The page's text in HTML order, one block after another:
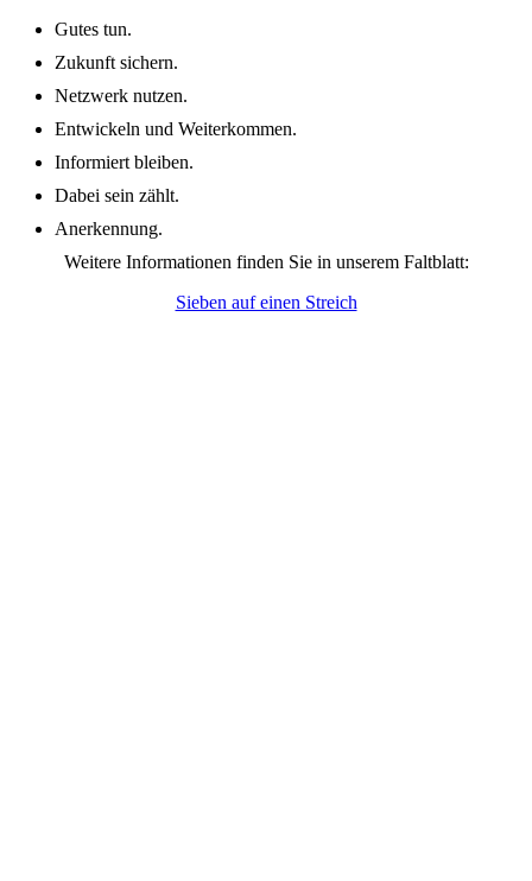
Gutes tun.
Zukunft sichern.
Netzwerk nutzen.
Entwickeln und Weiterkommen.
Informiert bleiben.
Dabei sein zählt.
Anerkennung.
Weitere Informationen finden Sie in unserem Faltblatt:
Sieben auf einen Streich